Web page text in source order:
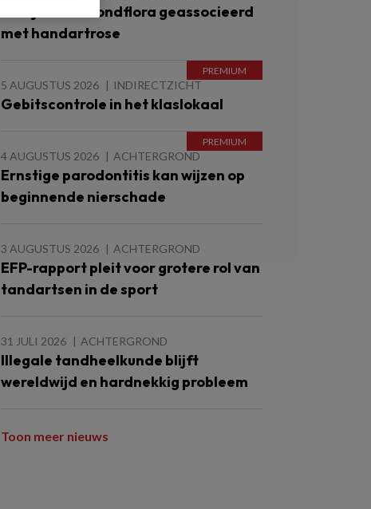
Afwijkende mondflora geassocieerd
met handartrose
5 AUGUSTUS 2026 INDIRECTZICHT
Gebitscontrole in het klaslokaal
4 AUGUSTUS 2026 ACHTERGROND
Ernstige parodontitis kan wijzen op
beginnende nierschade
3 AUGUSTUS 2026 ACHTERGROND
EFP-rapport pleit voor grotere rol van
tandartsen in de sport
31 JULI 2026 ACHTERGROND
Illegale tandheelkunde blijft
wereldwijd en hardnekkig probleem
Toon meer nieuws